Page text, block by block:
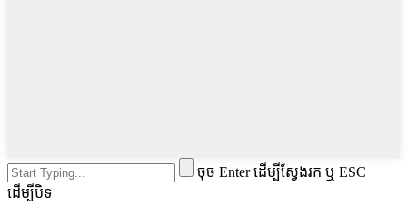
ចុច Enter ដើម្បីស្វែងរក ឬ ESC
ដើម្បីបិទ